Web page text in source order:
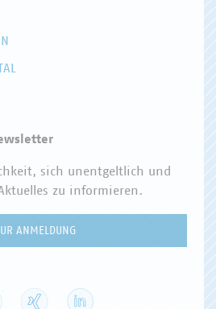
sich unentgeltlich und
zu informieren.
ANMELDUNG
YouTube